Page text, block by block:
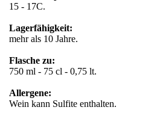
15 - 17C.
Lagerfähigkeit:
mehr als 10 Jahre.
Flasche zu:
750 ml - 75 cl - 0,75 lt.
Allergene:
Wein kann Sulfite enthalten.